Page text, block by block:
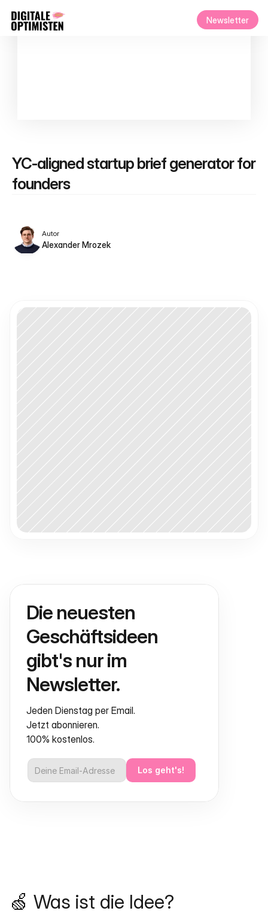
Newsletter
YC-aligned startup brief generator for
founders
Autor
Alexander Mrozek
🍏 Was ist die Idee?
Die neuesten
Geschäftsideen
gibt's nur im
Newsletter.
Jeden Dienstag per Email.
Jetzt abonnieren.
100% kostenlos.
Los geht's!